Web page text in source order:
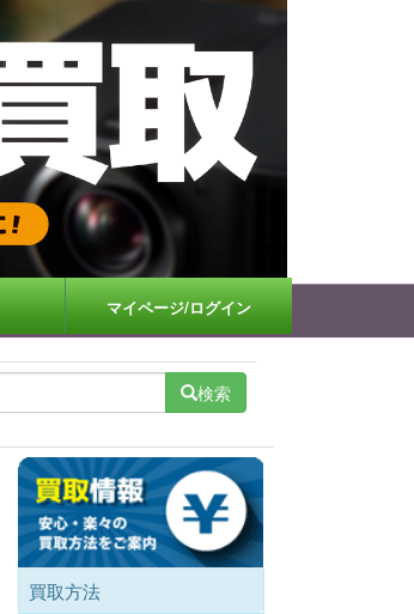
マイページ/ログイン
検索
買取方法